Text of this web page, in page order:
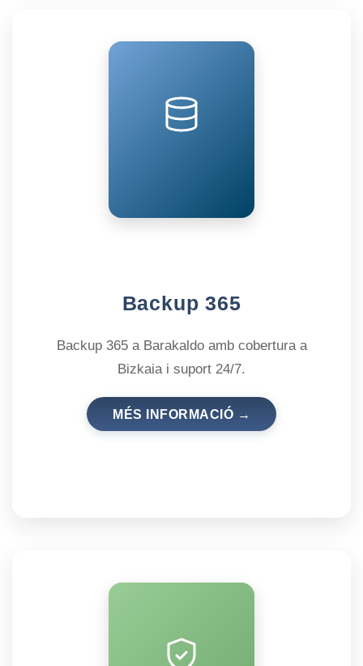
Backup 365
Backup 365 a Barakaldo amb cobertura a
Bizkaia i suport 24/7.
MÉS INFORMACIÓ →